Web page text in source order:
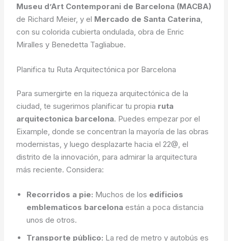
Museu d’Art Contemporani de Barcelona (MACBA)
de Richard Meier, y el Mercado de Santa Caterina,
con su colorida cubierta ondulada, obra de Enric
Miralles y Benedetta Tagliabue.
Planifica tu Ruta Arquitectónica por Barcelona
Para sumergirte en la riqueza arquitectónica de la
ciudad, te sugerimos planificar tu propia ruta
arquitectonica barcelona. Puedes empezar por el
Eixample, donde se concentran la mayoría de las obras
modernistas, y luego desplazarte hacia el 22@, el
distrito de la innovación, para admirar la arquitectura
más reciente. Considera:
Recorridos a pie: Muchos de los edificios
emblematicos barcelona están a poca distancia
unos de otros.
Transporte público: La red de metro y autobús es